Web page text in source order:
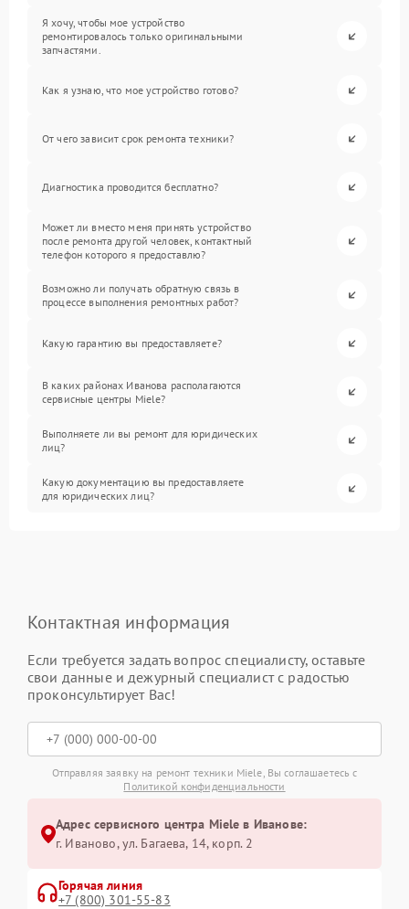
Я хочу, чтобы мое устройство
ремонтировалось только оригинальными
запчастями.
Как я узнаю, что мое устройство готово?
От чего зависит срок ремонта техники?
Диагностика проводится бесплатно?
Может ли вместо меня принять устройство
после ремонта другой человек, контактный
телефон которого я предоставлю?
Возможно ли получать обратную связь в
процессе выполнения ремонтных работ?
Какую гарантию вы предоставляете?
В каких районах Иванова располагаются
сервисные центры Miele?
Выполняете ли вы ремонт для юридических
лиц?
Какую документацию вы предоставляете
для юридических лиц?
Контактная информация
Если требуется задать вопрос специалисту, оставьте
свои данные и дежурный специалист с радостью
проконсультирует Вас!
Отправляя заявку на ремонт техники Miele, Вы соглашаетесь с
Политикой конфиденциальности
Адрес сервисного центра Miele в Иванове:
г. Иваново, ул. Багаева, 14, корп. 2
Горячая линия
+7 (800) 301-55-83